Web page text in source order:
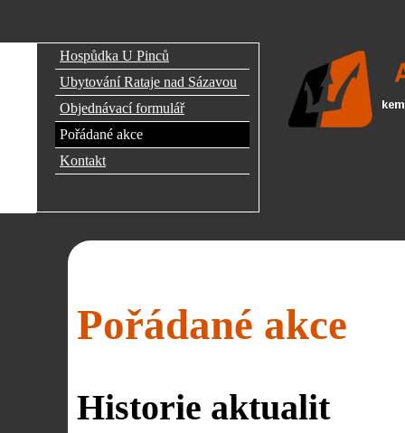
Hospůdka U Pinců
Ubytování Rataje nad Sázavou
Objednávací formulář
Pořádané akce
Kontakt
Pořádané akce
Historie aktualit